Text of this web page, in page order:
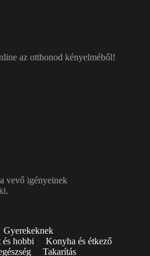
az otthonod kényelméből!
vevő igényeinek
Gyerekeknek
hobbi
Konyha és étkező
Takarítás